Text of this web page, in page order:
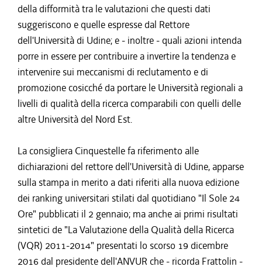
della difformità tra le valutazioni che questi dati
suggeriscono e quelle espresse dal Rettore
dell'Università di Udine; e - inoltre - quali azioni intenda
porre in essere per contribuire a invertire la tendenza e
intervenire sui meccanismi di reclutamento e di
promozione cosicché da portare le Università regionali a
livelli di qualità della ricerca comparabili con quelli delle
altre Università del Nord Est.
La consigliera Cinquestelle fa riferimento alle
dichiarazioni del rettore dell'Università di Udine, apparse
sulla stampa in merito a dati riferiti alla nuova edizione
dei ranking universitari stilati dal quotidiano "Il Sole 24
Ore" pubblicati il 2 gennaio; ma anche ai primi risultati
sintetici de "La Valutazione della Qualità della Ricerca
(VQR) 2011-2014" presentati lo scorso 19 dicembre
2016 dal presidente dell'ANVUR che - ricorda Frattolin -